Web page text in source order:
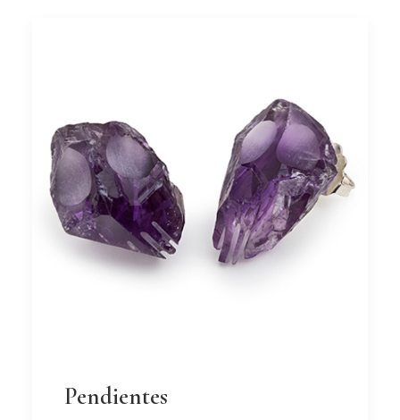
Pendientes